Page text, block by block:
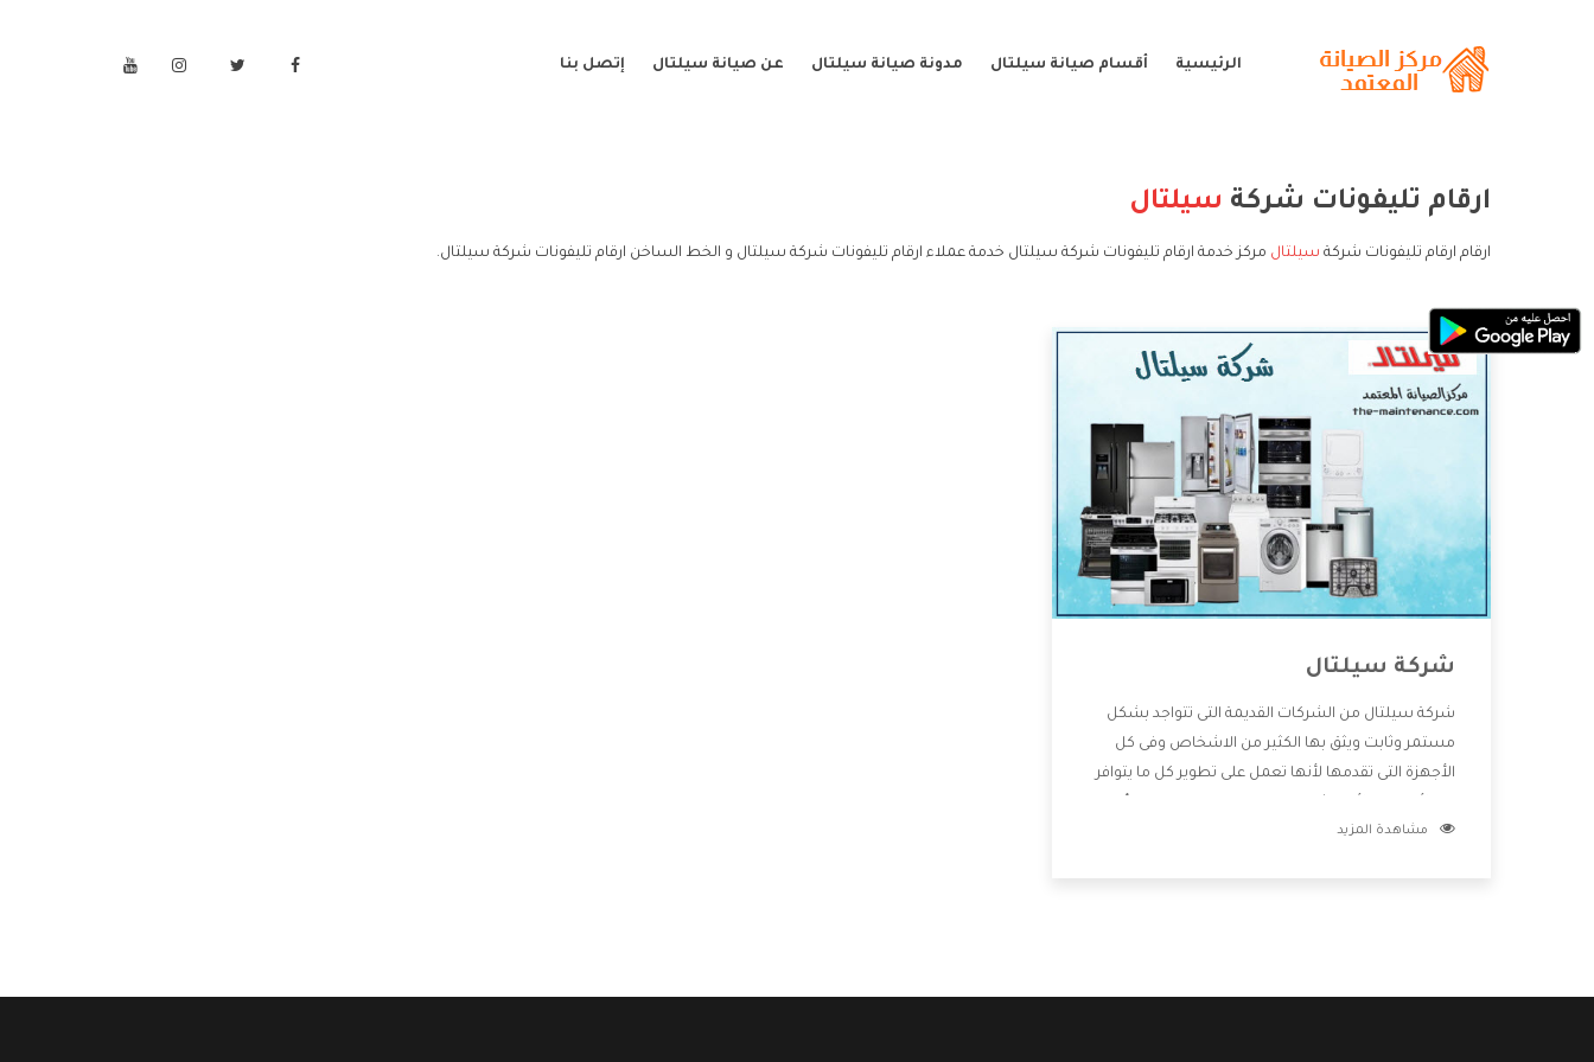
الرئيسية أقسام صيانة سيلتال مدونة صيانة سيلتال عن صيانة سيلتال إتصل بنا
ارقام تليفونات شركة سيلتال
ارقام ارقام تليفونات شركة سيلتال مركز خدمة ارقام تليفونات شركة سيلتال خدمة عملاء ارقام تليفونات شركة سيلتال و الخط الساخن ارقام تليفونات شركة سيلتال.
شركة سيلتال
شركة سيلتال من الشركات القديمة التى تتواجد بشكل
مستمر وثابت ويثق بها الكثير من الاشخاص وفى كل
الأجهزة التى تقدمها لأنها تعمل على تطوير كل ما يتوافر
خدمات ما بعد البيع مع المنتجات وتقدم للعملاء أقوى
مشاهدة المزيد